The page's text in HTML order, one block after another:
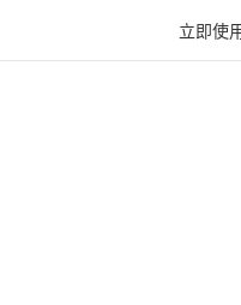
立即使